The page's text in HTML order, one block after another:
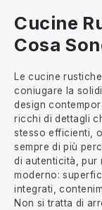
Cucine
Cosa
Le cucine
coniugare la
design
ricchi di dettagli
stesso efficienti,
sempre di più
di autenticità, pur
moderno:
integrati,
Non si tratta di